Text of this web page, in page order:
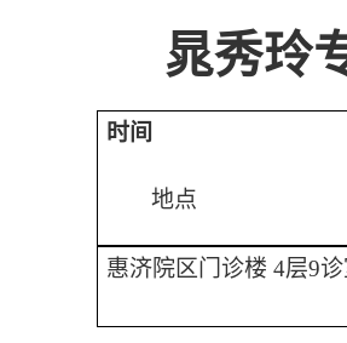
晁秀玲
时间
地点
惠济院区门诊楼 4层9